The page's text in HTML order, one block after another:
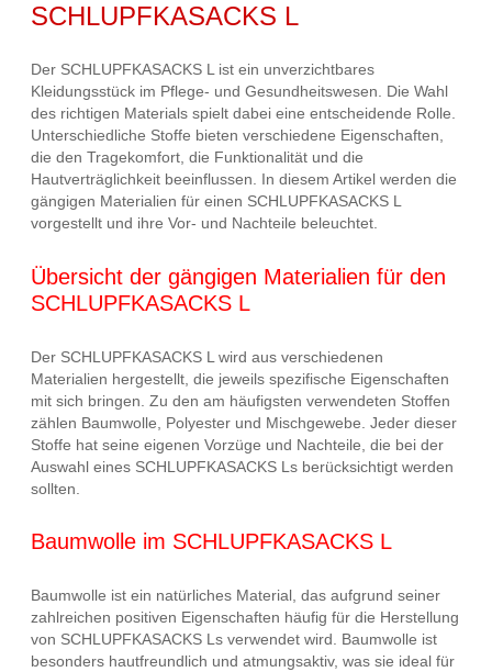
SCHLUPFKASACKS L
Der SCHLUPFKASACKS L ist ein unverzichtbares
Kleidungsstück im Pflege- und Gesundheitswesen. Die Wahl
des richtigen Materials spielt dabei eine entscheidende Rolle.
Unterschiedliche Stoffe bieten verschiedene Eigenschaften,
die den Tragekomfort, die Funktionalität und die
Hautverträglichkeit beeinflussen. In diesem Artikel werden die
gängigen Materialien für einen SCHLUPFKASACKS L
vorgestellt und ihre Vor- und Nachteile beleuchtet.
Übersicht der gängigen Materialien für den
SCHLUPFKASACKS L
Der SCHLUPFKASACKS L wird aus verschiedenen
Materialien hergestellt, die jeweils spezifische Eigenschaften
mit sich bringen. Zu den am häufigsten verwendeten Stoffen
zählen Baumwolle, Polyester und Mischgewebe. Jeder dieser
Stoffe hat seine eigenen Vorzüge und Nachteile, die bei der
Auswahl eines SCHLUPFKASACKS Ls berücksichtigt werden
sollten.
Baumwolle im SCHLUPFKASACKS L
Baumwolle ist ein natürliches Material, das aufgrund seiner
zahlreichen positiven Eigenschaften häufig für die Herstellung
von SCHLUPFKASACKS Ls verwendet wird. Baumwolle ist
besonders hautfreundlich und atmungsaktiv, was sie ideal für